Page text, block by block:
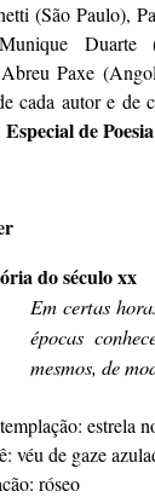
(São Paulo),
Munique
Paxe
cada autor e de
Especial de
do século xx
Em certas
épocas
mesmos, de
estrela
véu de gaze
róseo